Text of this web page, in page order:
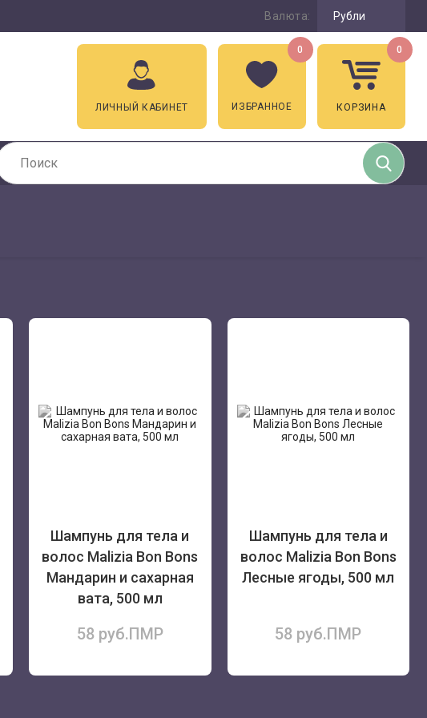
Валюта: Рубли
ЛИЧНЫЙ КАБИНЕТ ИЗБРАННОЕ
0
КОРЗИНА
0
Шампунь для тела и
волос Malizia Bon Bons
Мандарин и сахарная
вата, 500 мл
58 руб.ПМР
Шампунь для тела и
волос Malizia Bon Bons
Лесные ягоды, 500 мл
58 руб.ПМР